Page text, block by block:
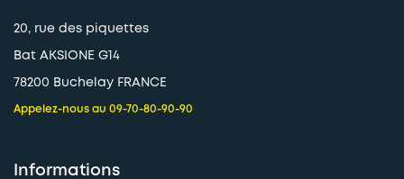
Informations
20, rue des piquettes
Bat AKSIONE G14
78200 Buchelay FRANCE
Appelez-nous au 09-70-80-90-90